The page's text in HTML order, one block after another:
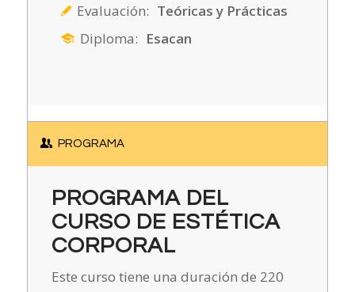
Evaluación: Teóricas y Prácticas
Diploma: Esacan
PROGRAMA
PROGRAMA DEL
CURSO DE ESTÉTICA
CORPORAL
Este curso tiene una duración de 220